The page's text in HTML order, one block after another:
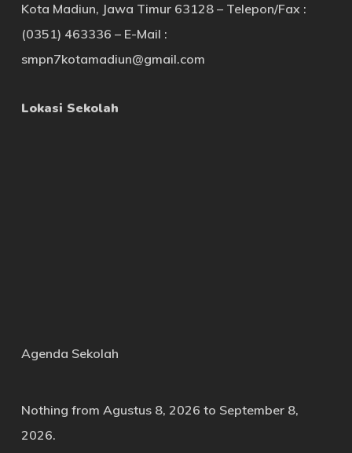
Kota Madiun, Jawa Timur 63128 – Telepon/Fax :
(0351) 463336 – E-Mail :
smpn7kotamadiun@gmail.com
Lokasi Sekolah
Agenda Sekolah
Nothing from Agustus 8, 2026 to September 8,
2026.